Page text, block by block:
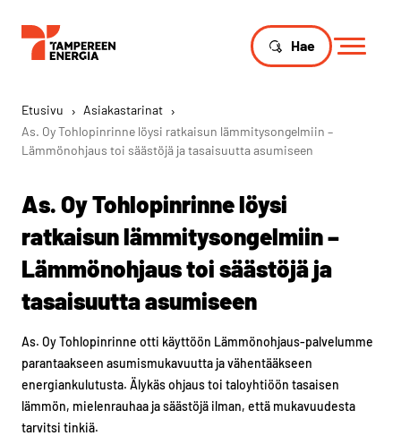
Hae
Etusivu › Asiakastarinat ›
As. Oy Tohlopinrinne löysi ratkaisun lämmitysongelmiin –
Lämmönohjaus toi säästöjä ja tasaisuutta asumiseen
As. Oy Tohlopinrinne löysi
ratkaisun lämmitysongelmiin –
Lämmönohjaus toi säästöjä ja
tasaisuutta asumiseen
As. Oy Tohlopinrinne otti käyttöön Lämmönohjaus-palvelumme
parantaakseen asumismukavuutta ja vähentääkseen
energiankulutusta. Älykäs ohjaus toi taloyhtiöön tasaisen
lämmön, mielenrauhaa ja säästöjä ilman, että mukavuudesta
tarvitsi tinkiä.